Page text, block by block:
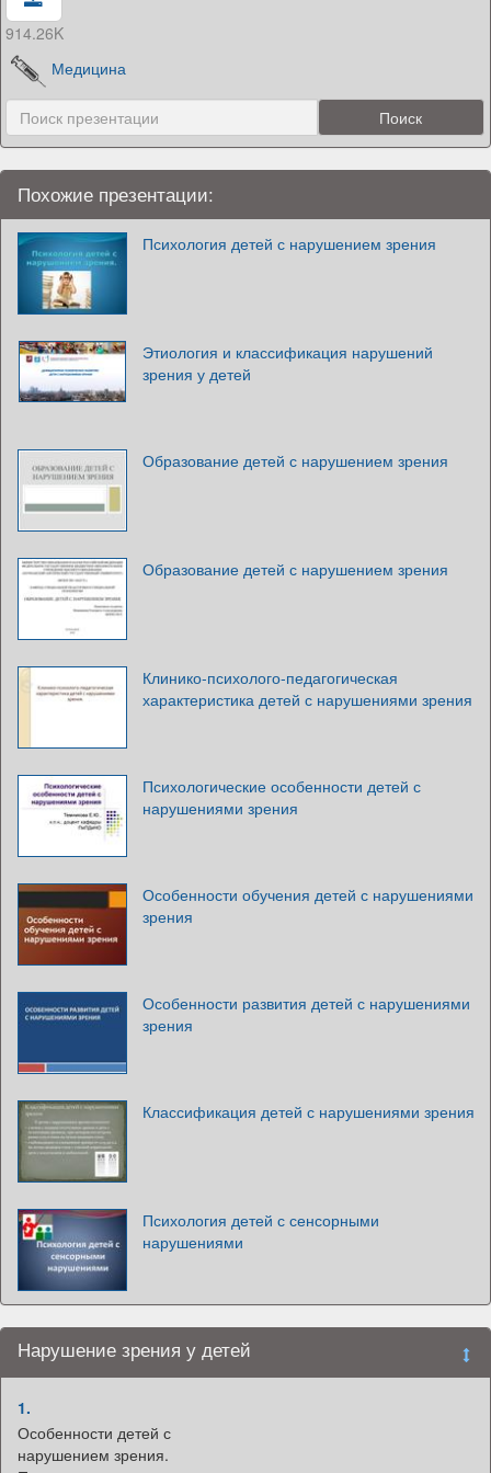
914.26K
Медицина
Похожие презентации:
Психология детей с нарушением зрения
Этиология и классификация нарушений
зрения у детей
Образование детей с нарушением зрения
Образование детей с нарушением зрения
Клинико-психолого-педагогическая
характеристика детей с нарушениями зрения
Психологические особенности детей с
нарушениями зрения
Особенности обучения детей с нарушениями
зрения
Особенности развития детей с нарушениями
зрения
Классификация детей с нарушениями зрения
Психология детей с сенсорными
нарушениями
Нарушение зрения у детей
1.
Особенности детей с
нарушением зрения.